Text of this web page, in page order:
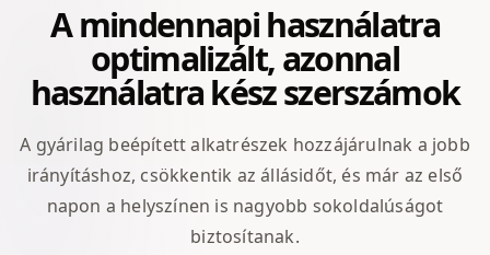
A mindennapi használatra
optimalizált, azonnal
használatra kész szerszámok
A gyárilag beépített alkatrészek hozzájárulnak a jobb
irányításhoz, csökkentik az állásidőt, és már az első
napon a helyszínen is nagyobb sokoldalúságot
biztosítanak.